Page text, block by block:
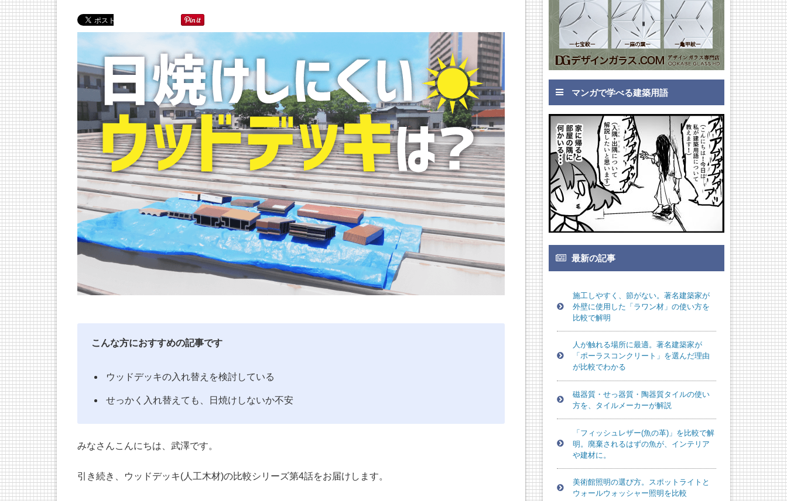
こんな方におすすめの記事です
ウッドデッキの入れ替えを検討している
せっかく入れ替えても、日焼けしないか不安
みなさんこんにちは、武澤です。
引き続き、ウッドデッキ(人工木材)の比較シリーズ第4話をお届けします。
マンガで学べる建築用語
最新の記事
施工しやすく、節がない。著名建築家が
外壁に使用した「ラワン材」の使い方を
比較で解明
人が触れる場所に最適。著名建築家が
「ポーラスコンクリート」を選んだ理由
が比較でわかる
磁器質・せっ器質・陶器質タイルの使い
方を、タイルメーカーが解説
「フィッシュレザー(魚の革)」を比較で解
明。廃棄されるはずの魚が、インテリア
や建材に。
美術館照明の選び方。スポットライトと
ウォールウォッシャー照明を比較